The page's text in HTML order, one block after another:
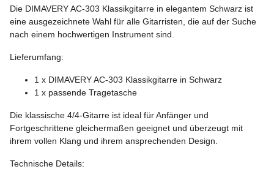
Die DIMAVERY AC-303 Klassikgitarre in elegantem Schwarz ist
eine ausgezeichnete Wahl für alle Gitarristen, die auf der Suche
nach einem hochwertigen Instrument sind.
Lieferumfang:
1 x DIMAVERY AC-303 Klassikgitarre in Schwarz
1 x passende Tragetasche
Die klassische 4/4-Gitarre ist ideal für Anfänger und
Fortgeschrittene gleichermaßen geeignet und überzeugt mit
ihrem vollen Klang und ihrem ansprechenden Design.
Technische Details: